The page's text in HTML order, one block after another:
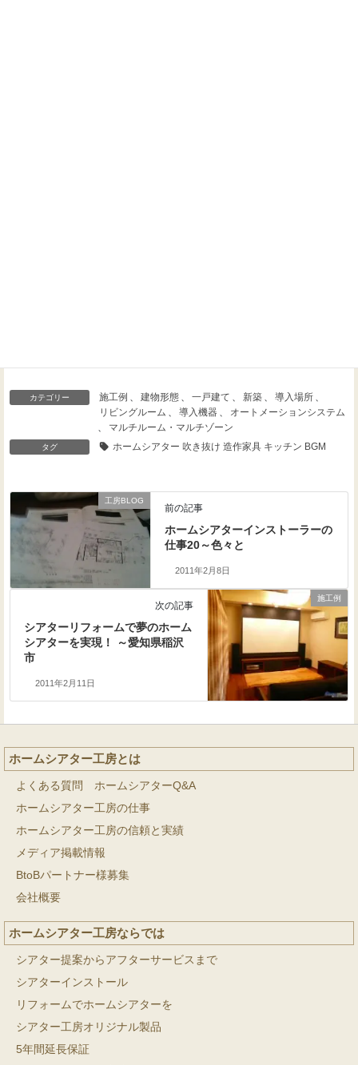
カテゴリー 施工例 、 建物形態 、 一戸建て 、 新築 、 導入場所 、
リビングルーム 、 導入機器 、
オートメーションシステム
、
マルチルーム・マルチゾーン
タグ ホームシアター 吹き抜け 造作家具 キッチン BGM
工房BLOG
前の記事
ホームシアターインストーラーの
仕事20～色々と
2011年2月8日
施工例
次の記事
シアターリフォームで夢のホーム
シアターを実現！ ～愛知県稲沢
市
2011年2月11日
ホームシアター工房とは
よくある質問 ホームシアターQ&A
ホームシアター工房の仕事
ホームシアター工房の信頼と実績
メディア掲載情報
BtoBパートナー様募集
会社概要
ホームシアター工房ならでは
シアター提案からアフターサービスまで
シアターインストール
リフォームでホームシアターを
シアター工房オリジナル製品
5年間延長保証